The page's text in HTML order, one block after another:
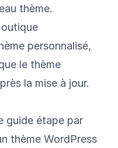
thème.
personnalisé,
le thème
la mise à jour.
guide étape par
thème WordPress